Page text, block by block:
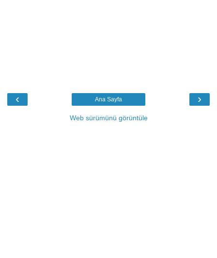
‹ ›
Ana Sayfa
Web sürümünü görüntüle